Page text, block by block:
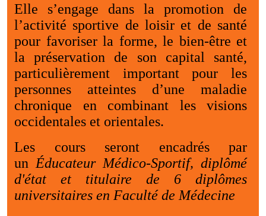
Elle s’engage dans la promotion de
l’activité sportive de loisir et de santé
pour favoriser la forme, le bien-être et
la préservation de son capital santé,
particulièrement important pour les
personnes atteintes d’une maladie
chronique en combinant les visions
occidentales et orientales.
Les cours seront encadrés par
un Éducateur Médico-Sportif, diplômé
d'état et titulaire de 6 diplômes
universitaires en Faculté de Médecine